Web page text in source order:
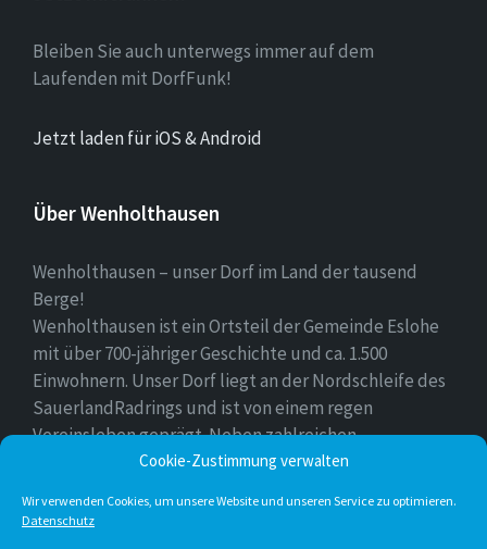
Cookie-Zustimmung verwalten
Wir verwenden Cookies, um unsere Website und unseren Service zu optimieren.
Datenschutz
Bleiben Sie auch unterwegs immer auf dem
Laufenden mit DorfFunk!
Jetzt laden für iOS & Android
Über Wenholthausen
Wenholthausen – unser Dorf im Land der tausend
Berge!
Wenholthausen ist ein Ortsteil der Gemeinde Eslohe
mit über 700-jähriger Geschichte und ca. 1.500
Einwohnern. Unser Dorf liegt an der Nordschleife des
SauerlandRadrings und ist von einem regen
Vereinsleben geprägt. Neben zahlreichen
Freizeitmöglichkeiten ist unser Ort für sein